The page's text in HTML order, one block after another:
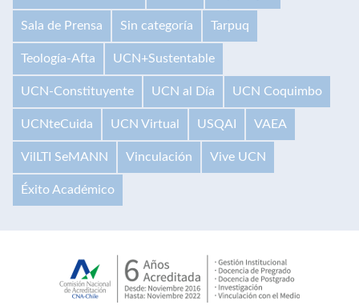
Sala de Prensa Sin categoría Tarpuq
Teología-Afta UCN+Sustentable
UCN-Constituyente UCN al Día UCN Coquimbo
UCNteCuida UCN Virtual USQAI VAEA
VilLTI SeMANN Vinculación Vive UCN
Éxito Académico